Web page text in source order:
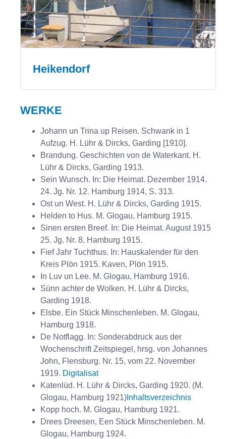
Heikendorf
WERKE
Johann un Trina up Reisen. Schwank in 1
Aufzug. H. Lühr & Dircks, Garding [1910].
Brandung. Geschichten von de Waterkant. H.
Lühr & Dircks, Garding 1913.
Sein Wunsch. In: Die Heimat. Dezember 1914.
24. Jg. Nr. 12. Hamburg 1914, S. 313.
Ost un West. H. Lühr & Dircks, Garding 1915.
Helden to Hus. M. Glogau, Hamburg 1915.
Sinen ersten Breef. In: Die Heimat. August 1915
25. Jg. Nr. 8, Hamburg 1915.
Fief Jahr Tuchthus. In: Hauskalender für den
Kreis Plön 1915. Kaven, Plön 1915.
In Luv un Lee. M. Glogau, Hamburg 1916.
Sünn achter de Wolken. H. Lühr & Dircks,
Garding 1918.
Elsbe. Ein Stück Minschenleben. M. Glogau,
Hamburg 1918.
De Notflagg. In: Sonderabdruck aus der
Wochenschrift Zeitspiegel, hrsg. von Johannes
John, Flensburg. Nr. 15, vom 22. November
1919. Digitalisat
Katenlüd. H. Lühr & Dircks, Garding 1920. (M.
Glogau, Hamburg 1921) Inhaltsverzeichnis
Kopp hoch. M. Glogau, Hamburg 1921.
Drees Dreesen, Een Stück Minschenleben. M.
Glogau, Hamburg 1924.